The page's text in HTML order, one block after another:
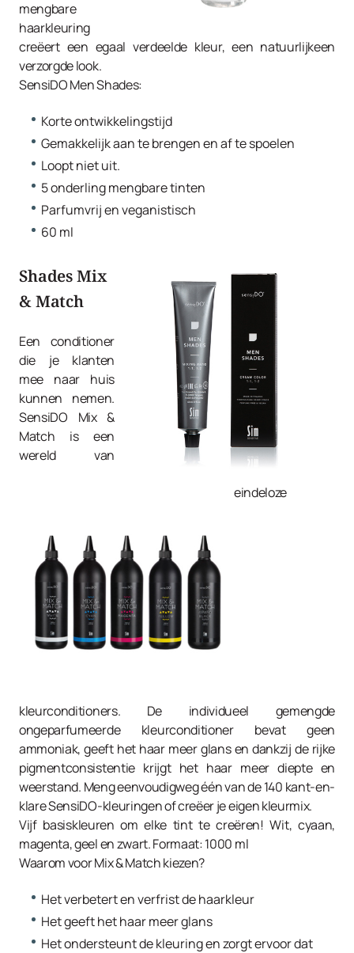
mengbare
haarkleuring
creëert een egaal verdeelde kleur, een natuurlijkeen
verzorgde look.
SensiDO Men Shades:
Korte ontwikkelingstijd
Gemakkelijk aan te brengen en af te spoelen
Loopt niet uit.
5 onderling mengbare tinten
Parfumvrij en veganistisch
60 ml
Shades Mix
& Match
Een conditioner
die je klanten
mee naar huis
kunnen nemen.
SensiDO Mix &
Match is een
wereld van
eindeloze
kleurconditioners. De individueel gemengde
ongeparfumeerde kleurconditioner bevat geen
ammoniak, geeft het haar meer glans en dankzij de rijke
pigmentconsistentie krijgt het haar meer diepte en
weerstand. Meng eenvoudigweg één van de 140 kant-en-
klare SensiDO-kleuringen of creëer je eigen kleurmix.
Vijf basiskleuren om elke tint te creëren! Wit, cyaan,
magenta, geel en zwart. Formaat: 1000 ml
Waarom voor Mix & Match kiezen?
Het verbetert en verfrist de haarkleur
Het geeft het haar meer glans
Het ondersteunt de kleuring en zorgt ervoor dat